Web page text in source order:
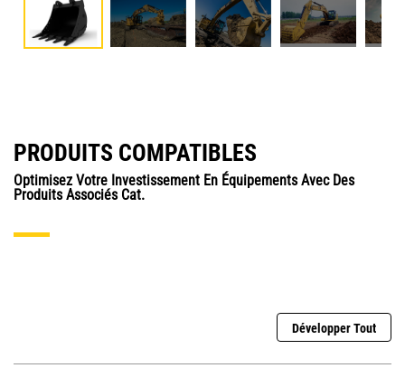
PRODUITS COMPATIBLES
Optimisez Votre Investissement En Équipements Avec Des
Produits Associés Cat.
Développer Tout